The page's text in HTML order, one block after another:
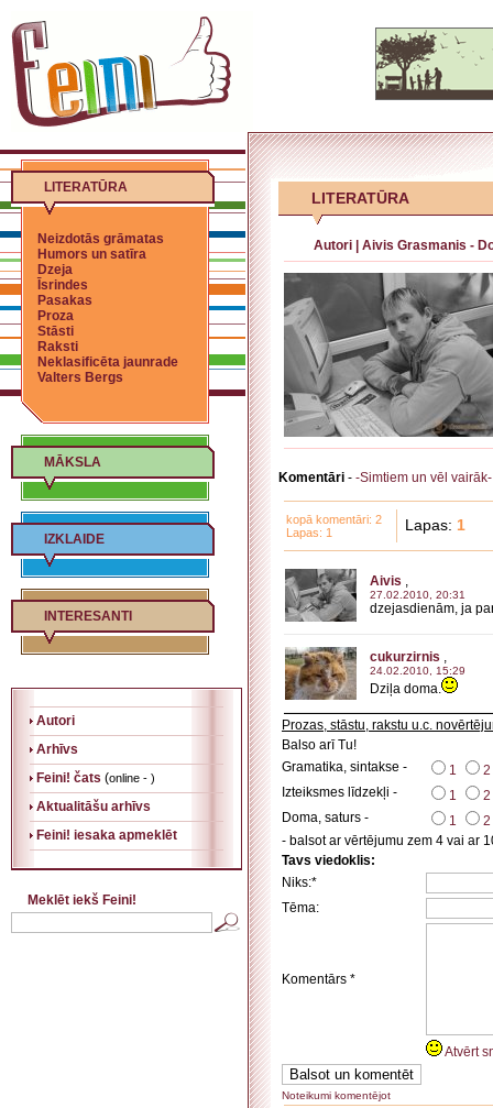
LITERATŪRA
Neizdotās grāmatas
Humors un satīra
Dzeja
Īsrindes
Pasakas
Proza
Stāsti
Raksti
Neklasificēta jaunrade
Valters Bergs
MĀKSLA
IZKLAIDE
INTERESANTI
Autori
Arhīvs
Feini! čats (online - )
Aktualitāšu arhīvs
Feini! iesaka apmeklēt
Meklēt iekš Feini!
LITERATŪRA
Autori Aivis Grasmanis -
Komentāri - -Simtiem un vēl vairāk-
kopā komentāri: 2
Lapas: 1
Lapas: 1
Aivis ,
27.02.2010, 20:31
dzejasdienām, ja
cukurzirnis ,
24.02.2010, 15:29
Dziļa doma.
Prozas, stāstu, rakstu u.c.
Balso arī Tu!
Gramatika, sintakse -
1
2
Izteiksmes līdzekļi -
1
2
Doma, saturs -
1
2
- balsot ar vērtējumu zem 4 vai ar
Tavs viedoklis:
Niks:*
Tēma:
Komentārs *
Atvērt
Noteikumi komentējot